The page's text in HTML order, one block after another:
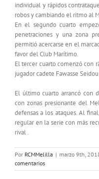
individual y rápidos
robos y cambiando el ritmo al
En el segundo cuarto
penetraciones y una zona
permitió acercarse en el
favor del Club Marítimo.
El tercer cuarto comenzó con
jugador cadete Fawasse
El último cuarto arrancó con
con zonas presionante del
defensas a los ataques. Al
regular en la serie con más
rival .
Por RCMMelilla | marzo 9th,
comentarios